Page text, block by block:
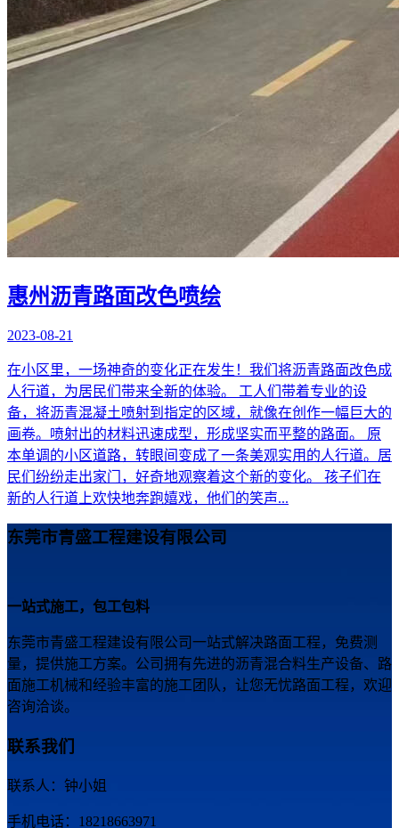
惠州沥青路面改色喷绘
2023-08-21
在小区里，一场神奇的变化正在发生！我们将沥青路面改色成
人行道，为居民们带来全新的体验。 工人们带着专业的设
备，将沥青混凝土喷射到指定的区域，就像在创作一幅巨大的
画卷。喷射出的材料迅速成型，形成坚实而平整的路面。 原
本单调的小区道路，转眼间变成了一条美观实用的人行道。居
民们纷纷走出家门，好奇地观察着这个新的变化。 孩子们在
新的人行道上欢快地奔跑嬉戏，他们的笑声...
东莞市青盛工程建设有限公司
一站式施工，包工包料
东莞市青盛工程建设有限公司一站式解决路面工程，免费测
量，提供施工方案。公司拥有先进的沥青混合料生产设备、路
面施工机械和经验丰富的施工团队，让您无忧路面工程，欢迎
咨询洽谈。
联系我们
联系人：钟小姐
手机电话：18218663971